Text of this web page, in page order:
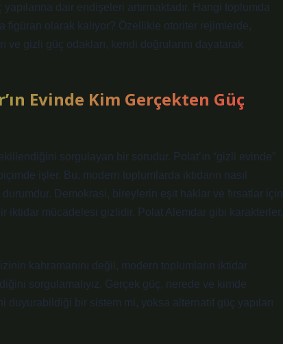
dair endişeleri artırmaktadır. Hangi toplumda
figüran olarak kalıyor? Özellikle otoriter rejimlerde,
ve gizli güç odakları, kendi doğrularını dayatarak
Evinde Kim Gerçekten Güç
sorgulayan bir sorudur. Polat’ın “gizli evinde”
işler. Bu, modern toplumlarda iktidarın nasıl
Demokrasi, bireylerin eşit haklar ve fırsatlar için
iktidar mücadelesi gizlidir. Polat Alemdar gibi karakterler,
kahramanını değil, modern toplumların iktidar
sorgulamalıyız. Gerçek güç, nerede ve kimde
bir sistem mi, yoksa alternatif güç yapıları